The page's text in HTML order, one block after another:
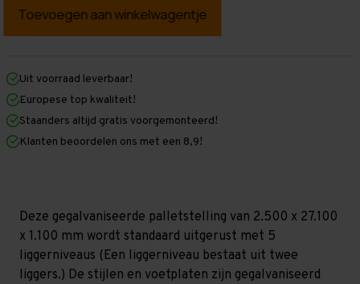
Palletstelling
mm
mm
x
1.100
mm
Galva
Zwaar
-
T100
Palletstelling
mm
mm
1.100
mm
(HxLXD)
Galva
Zwaar
-
T100
Uit voorraad leverbaar!
Europese top kwaliteit!
Staanders altijd gratis voorgemonteerd!
Klanten beoordelen ons met een 8,9!
Deze gegalvaniseerde palletstelling van 2.500 x 27.100
x 1.100 mm wordt standaard uitgerust met 5
liggerniveaus (Een liggerniveau bestaat uit twee
liggers.) De stijlen en voetplaten zijn gegalvaniseerd